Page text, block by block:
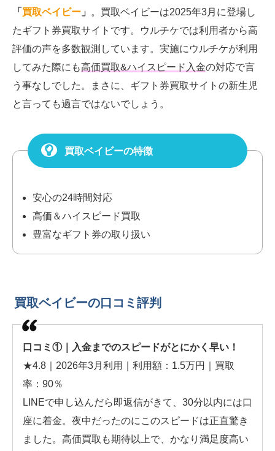
「 買取ベイビー 」
。買取ベイビーは2025年3月に登場し
たギフト券買取サイトです。ウルチケでは利用者から高
評価の声を多数観測しています。実施にウルチケが利用
してみた際にも高価買取&ハイスピード入金の対応で言
う事なしでした。まさに、ギフト券買取サイトの新生児
と言っても過言ではないでしょう。
買取ベイビーの特徴
安心の24時間対応
高価＆ハイスピード買取
豊富なギフト券の取り扱い
買取ベイビーの口コミ評判
口コミ①｜入金までのスピードがとにかく早い！
★4.8｜2026年3月利用｜利用額：1.5万円｜買取
率：90％
LINEで申し込んだら即返信がきて、30分以内には口
座に着金。夜中だったのにこのスピードは正直驚き
ました。高価買取も期待以上で、かなり満足度高い